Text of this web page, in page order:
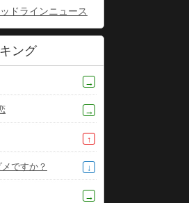
ドラインニュース
ング
→
→
↑
ですか？ ↓
→